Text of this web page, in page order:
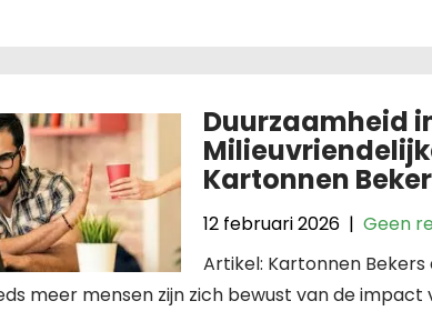
Duurzaamheid
Kartonnen
12 februari 2026 |Geen
Artikel: Kartonnen
meer mensen zijn zich bewust van de